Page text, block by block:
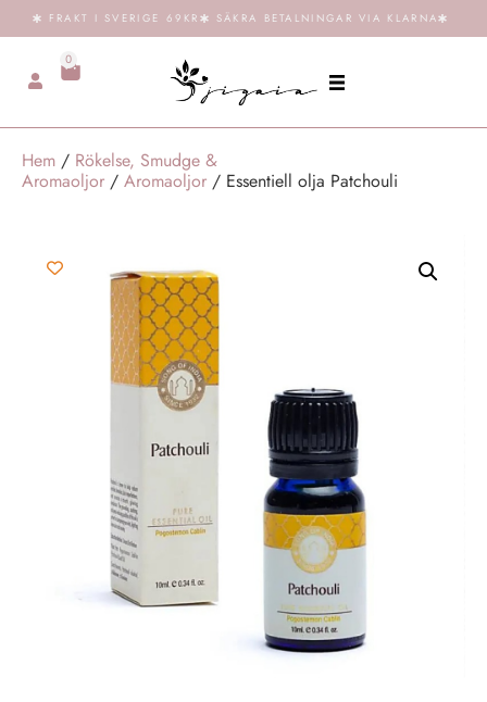
FRAKT I SVERIGE 69KR SÄKRA BETALNINGAR VIA KLARNA
0
Hem / Rökelse, Smudge &
Aromaoljor / Aromaoljor / Essentiell olja Patchouli